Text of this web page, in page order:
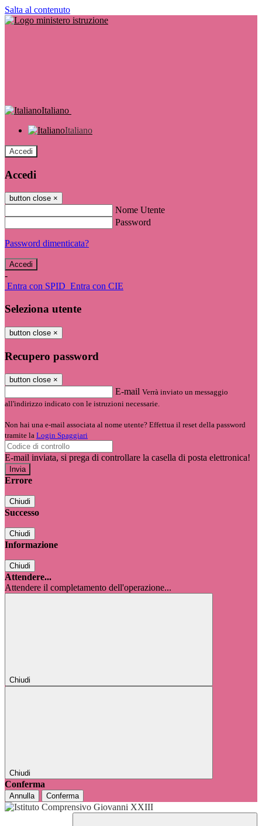
Salta al contenuto
Italiano
Italiano
Accedi
Accedi
button close ×
Nome Utente
Password
Password dimenticata?
-
Entra con SPID Entra con CIE
Seleziona utente
button close ×
Recupero password
button close ×
E-mail Verrà inviato un messaggio
all'indirizzo indicato con le istruzioni necessarie.
Non hai una e-mail associata al nome utente? Effettua il reset della password
tramite la Login Spaggiari
E-mail inviata, si prega di controllare la casella di posta elettronica!
Errore
Chiudi
Successo
Chiudi
Informazione
Chiudi
Attendere...
Attendere il completamento dell'operazione...
Chiudi
Chiudi
Conferma
Annulla Conferma